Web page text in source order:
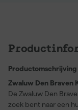
Productomschrijving
Zwaluw Den Braven
De Zwaluw Den
zoek bent naar een